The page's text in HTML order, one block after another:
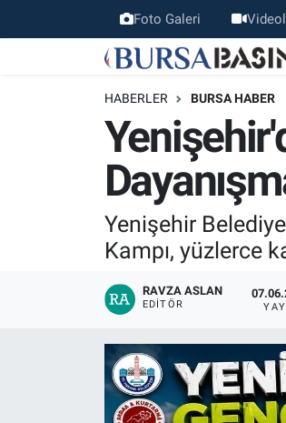
Foto Galeri
HABERLER BURSA HABER
Yenişehir
Kampı, yüzlerce
RAVZA ASLAN
EDITÖR
Bursa Haber
Bilim, Teknoloji
KÜLTÜR-SANAT
Bursaspor
Gündem
Bursa Nöbetçi Eczaneler
Bursa Hava Durumu
Bursa Namaz Vakitleri
Bursa Trafik Yoğunluk Haritası
Süper Lig Puan Durumu ve
Tüm Manşetler
Son Dakika Haberleri
Haber Arşivi